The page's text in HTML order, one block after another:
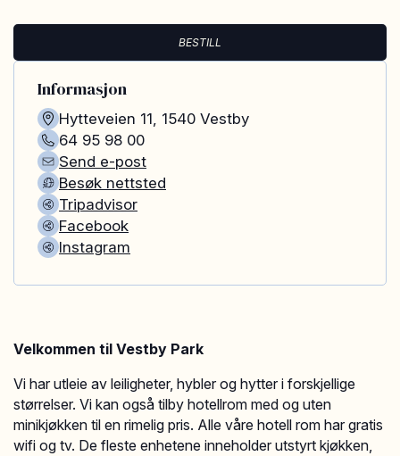
Velkommen til Vestby Park
Vi har utleie av leiligheter, hybler og hytter i forskjellige
størrelser. Vi kan også tilby hotellrom med og uten
minikjøkken til en rimelig pris. Alle våre hotell rom har gratis
wifi og tv. De fleste enhetene inneholder utstyrt kjøkken,
BESTILL
Informasjon
Hytteveien 11, 1540 Vestby
64 95 98 00
Send e-post
Besøk nettsted
Tripadvisor
Facebook
Instagram